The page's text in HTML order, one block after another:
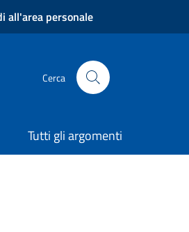
all'area personale
Cerca
Tutti gli argomenti